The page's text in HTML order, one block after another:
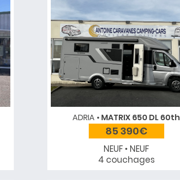
ADRIA MATRIX 650 DL 60th
85 390€
NEUF • NEUF
4 couchages